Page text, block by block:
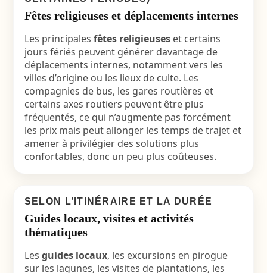
Fêtes religieuses et déplacements internes
Les principales fêtes religieuseset certains
jours fériés peuvent générer davantage de
déplacements internes, notamment vers les
villes d’origine ou les lieux de culte. Les
compagnies de bus, les gares routières et
certains axes routiers peuvent être plus
fréquentés, ce qui n’augmente pas forcément
les prix mais peut allonger les temps de trajet et
amener à privilégier des solutions plus
confortables, donc un peu plus coûteuses.
SELON L’ITINÉRAIRE ET LA DURÉE
Guides locaux, visites et activités
thématiques
Les guides locaux, les excursions en pirogue
sur les lagunes, les visites de plantations, les